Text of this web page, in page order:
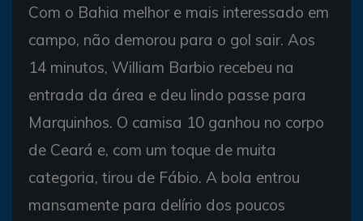
Com o Bahia melhor e mais interessado em
campo, não demorou para o gol sair. Aos
14 minutos, William Barbio recebeu na
entrada da área e deu lindo passe para
Marquinhos. O camisa 10 ganhou no corpo
de Ceará e, com um toque de muita
categoria, tirou de Fábio. A bola entrou
mansamente para delírio dos poucos